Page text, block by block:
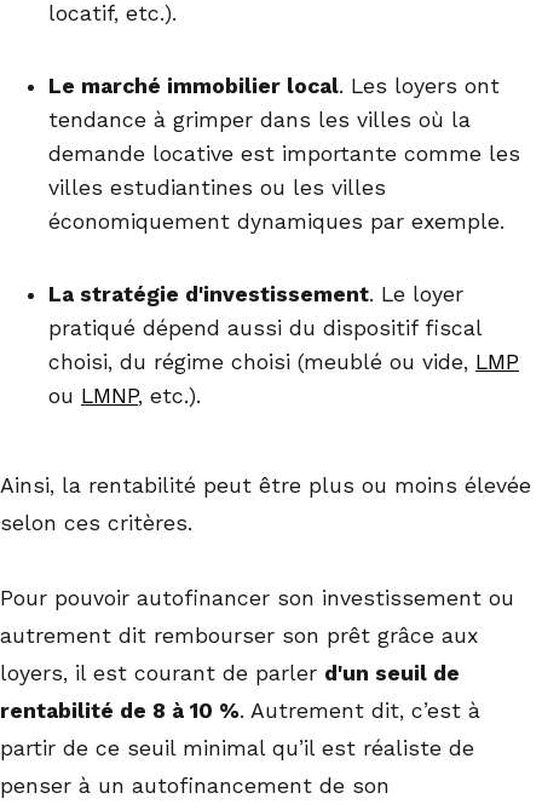
locatif, etc.).
Le marché immobilier local. Les loyers ont
tendance à grimper dans les villes où la
demande locative est importante comme les
villes estudiantines ou les villes
économiquement dynamiques par exemple.
La stratégie d'investissement. Le loyer
pratiqué dépend aussi du dispositif fiscal
choisi, du régime choisi (meublé ou vide, LMP
ou LMNP, etc.).
Ainsi, la rentabilité peut être plus ou moins élevée
selon ces critères.
Pour pouvoir autofinancer son investissement ou
autrement dit rembourser son prêt grâce aux
loyers, il est courant de parler d'un seuil de
rentabilité de 8 à 10 %. Autrement dit, c’est à
partir de ce seuil minimal qu’il est réaliste de
penser à un autofinancement de son